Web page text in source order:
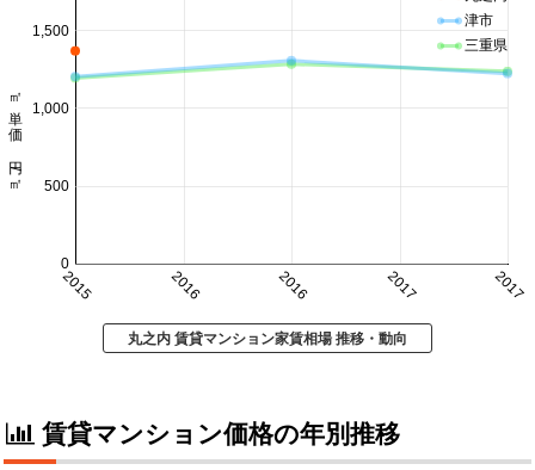
2015 2016 2016 2017 2017
0
500
1,000
1,500
㎡単価 円/㎡
津市
三重県
丸之内 賃貸マンション家賃相場 推移・動向
賃貸マンション価格の年別推移